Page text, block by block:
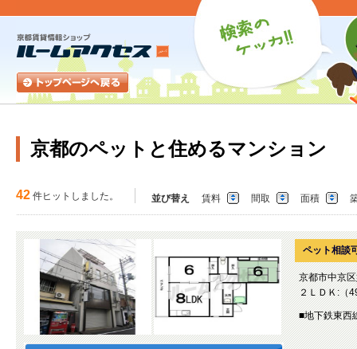
京都のペットと住めるマンション
42 件ヒットしました。 並び替え 賃料 間取 面積
ペット相談
京都市中京
２ＬＤＫ:（
■地下鉄東西